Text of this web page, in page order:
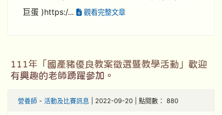
巨蛋 )https:/...
觀看完整文章
111年「國產豬優良教案徵選暨教學活動」歡迎
有興趣的老師踴躍參加。
營養師 - 活動及比賽訊息 | 2022-09-20 | 點閱數： 880